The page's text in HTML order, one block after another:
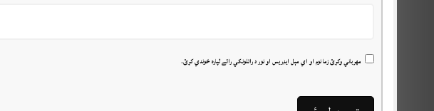
مهرباني وکړئ زما نوم او اي مېل ايډريس او نور د راتلونکي رائے لپاره خوندي کړئ.